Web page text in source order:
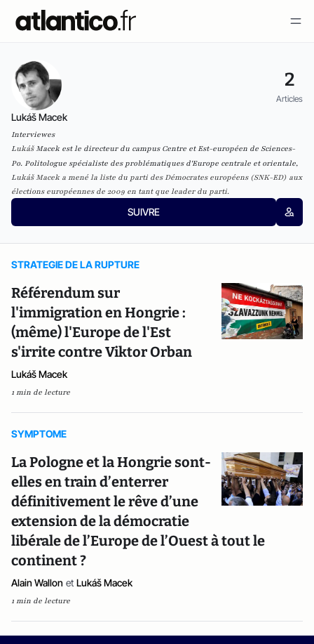
2
Articles
Lukáš Macek
Interviewes
LukášMacek est le directeur du campus Centre et Est-européen de Sciences-
Po. Politologue spécialiste des problématiques d'Europe centrale et orientale,
Lukáš Macek a mené la liste du parti des Démocrates européens (SNK-ED) aux
élections européennes de 2009 en tant que leader du parti.
SUIVRE
STRATEGIE DE LA RUPTURE
Référendum sur
l'immigration en Hongrie :
(même) l'Europe de l'Est
s'irrite contre Viktor Orban
Lukáš Macek
1 min de lecture
SYMPTOME
La Pologne et la Hongrie sont-
elles en train d’enterrer
définitivement le rêve d’une
extension de la démocratie
libérale de l’Europe de l’Ouest à tout le
continent ?
Alain Wallon et Lukáš Macek
1 min de lecture